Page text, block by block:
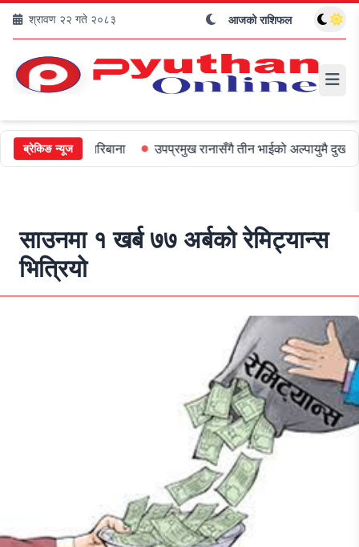
श्रावण २२ गते २०८३ आजको राशिफल
ब्रेकिङ न्यूज
५०० जरिबाना उपप्रमुख रानासँगै तीन भाईको अल्पायुमै दुखद निधन
साउनमा १ खर्ब ७७ अर्बको रेमिट्यान्स
भित्रियो